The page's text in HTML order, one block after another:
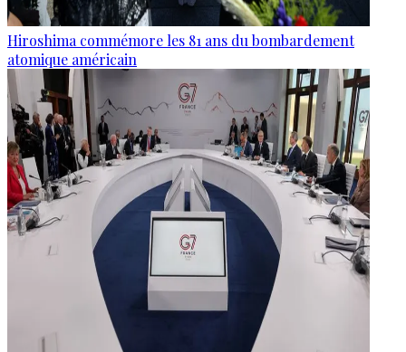
Hiroshima commémore les 81 ans du bombardement
atomique américain